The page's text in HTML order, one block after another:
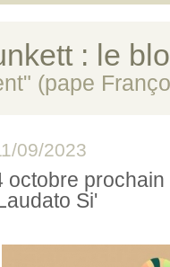
: le
(pape
09/2023
octobre
Si'